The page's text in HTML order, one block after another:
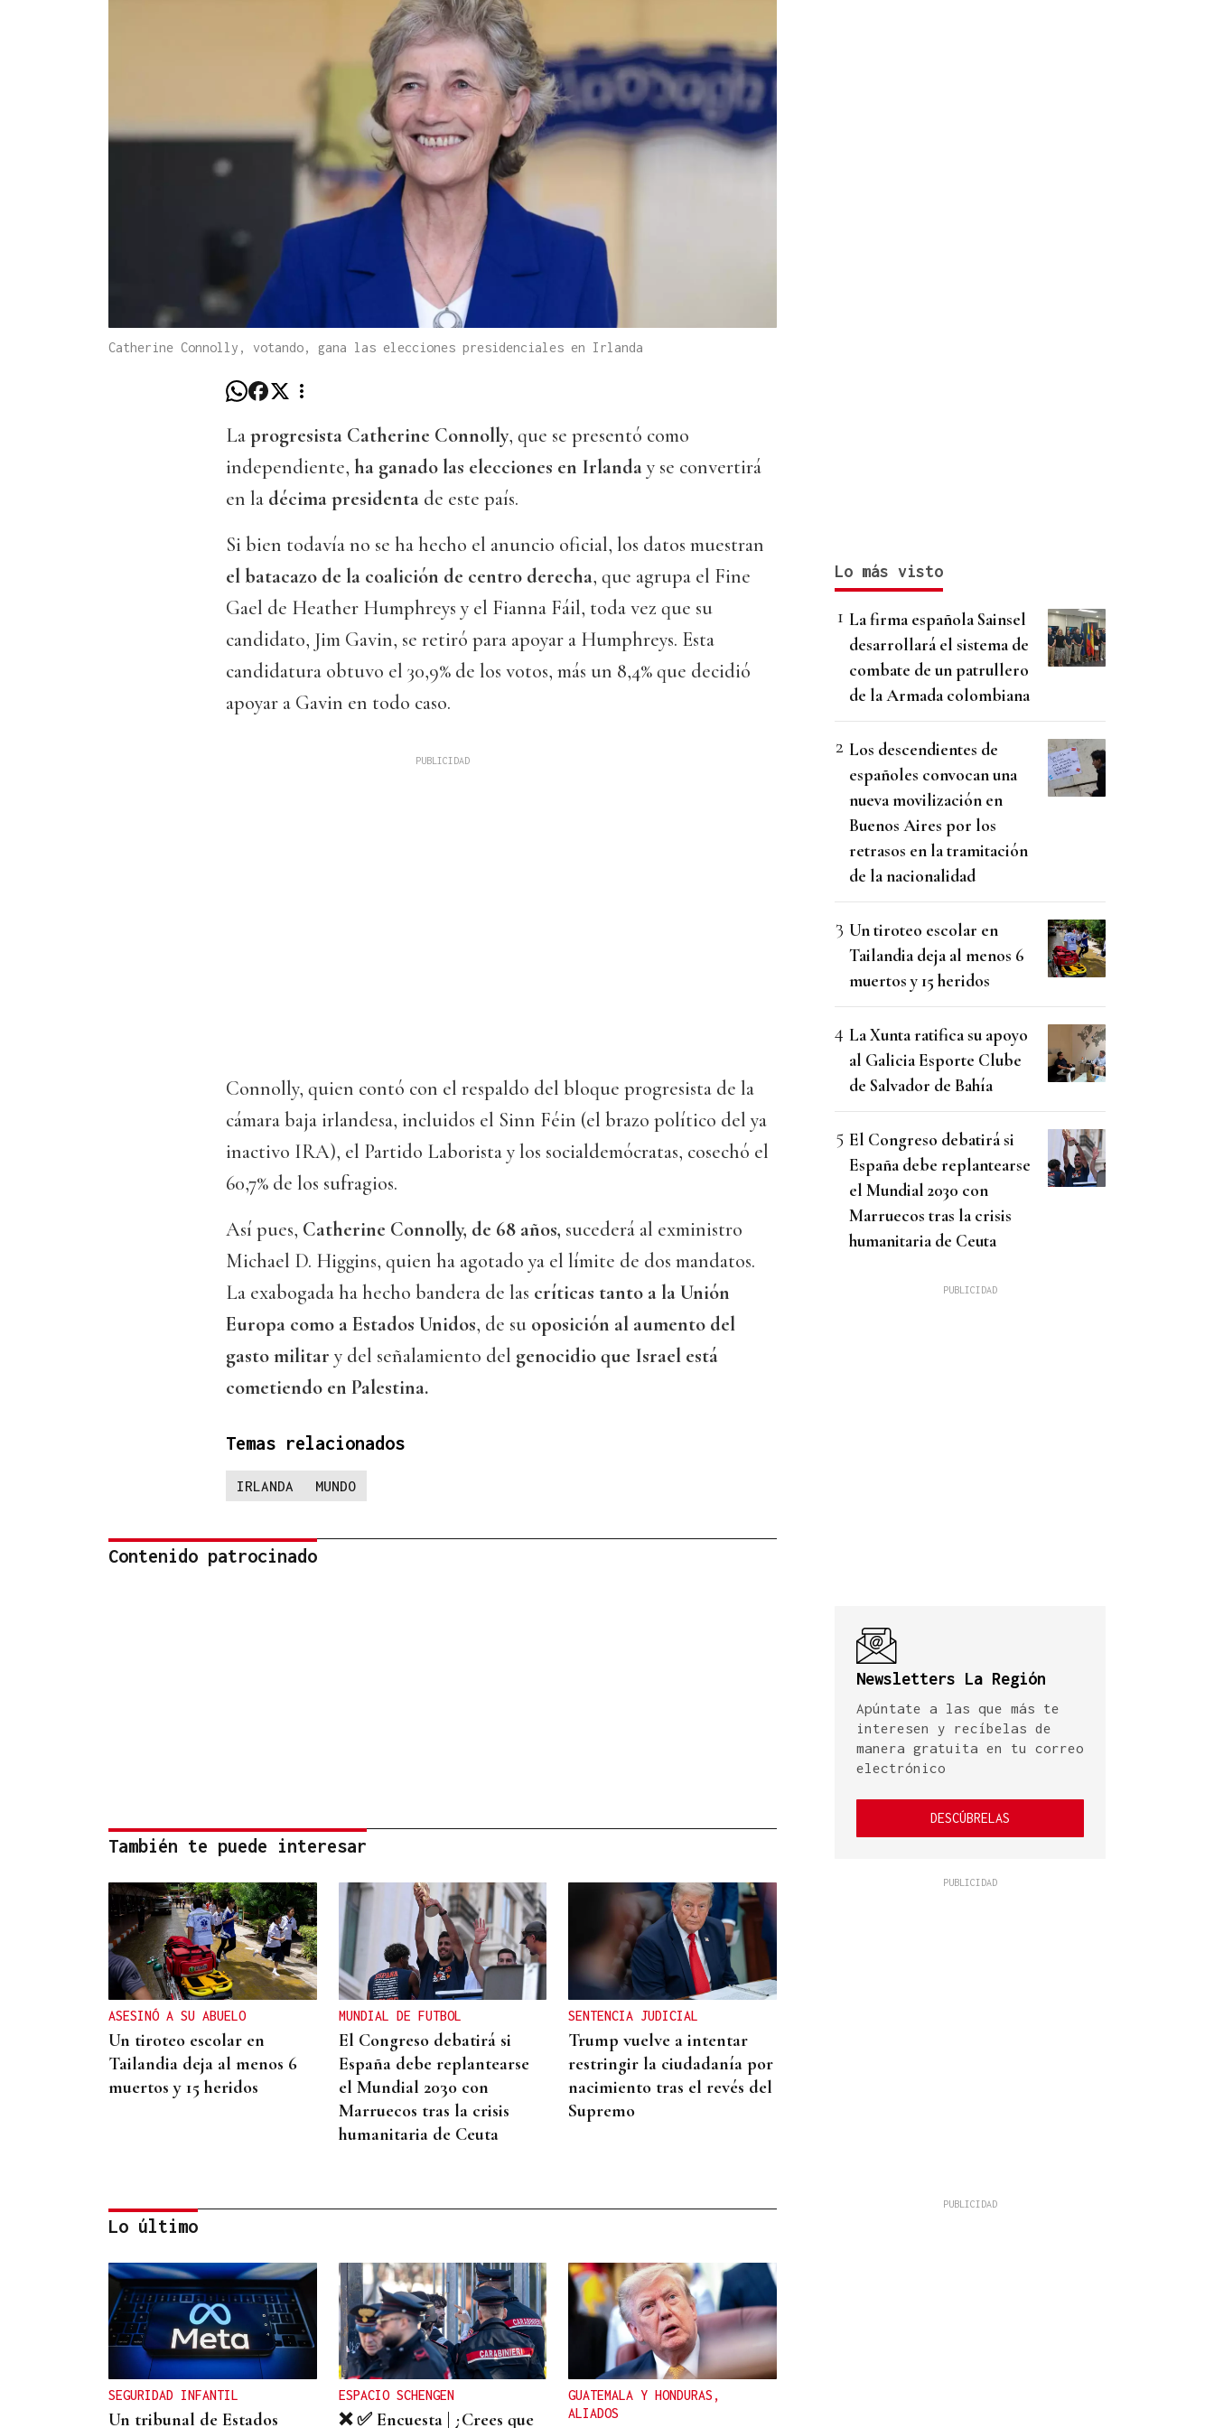
Catherine Connolly, votando, gana las elecciones presidenciales en Irlanda
Laprogresista Catherine Connolly, que se presentó como
independiente, ha ganado las elecciones en Irlanday se convertirá
en la décima presidenta de este país.
Si bien todavía no se ha hecho el anuncio oficial, los datos muestran
el batacazo de la coalición de centro derecha, que agrupa el Fine
Gael de Heather Humphreys y el Fianna Fáil, toda vez que su
candidato, Jim Gavin, se retiró para apoyar a Humphreys. Esta
candidatura obtuvo el 30,9% de los votos, más un 8,4% que decidió
apoyar a Gavin en todo caso.
Connolly, quien contó con el respaldo del bloque progresista de la
cámara baja irlandesa, incluidos el Sinn Féin (el brazo político del ya
inactivo IRA), el Partido Laborista y los socialdemócratas, cosechó el
60,7% de los sufragios.
Así pues, Catherine Connolly, de 68 años, sucederá al exministro
Michael D. Higgins, quien ha agotado ya el límite de dos mandatos.
La exabogada ha hecho bandera de las críticas tanto a la Unión
Europa como a Estados Unidos, de su oposición al aumento del
gasto militar y del señalamiento del genocidio que Israel está
cometiendo en Palestina.
Temas relacionados
IRLANDA MUNDO
Contenido patrocinado
También te puede interesar
ASESINÓ A SU ABUELO
Un tiroteo escolar en
Tailandia deja al menos 6
muertos y 15 heridos
MUNDIAL DE FUTBOL
El Congreso debatirá si
España debe replantearse
el Mundial 2030 con
Marruecos tras la crisis
humanitaria de Ceuta
SENTENCIA JUDICIAL
Trump vuelve a intentar
restringir la ciudadanía por
nacimiento tras el revés del
Supremo
RELACIONES DIPLOMÁTICAS
Chile y Venezuela retoman
sus relaciones consulares
tras dos años de ruptura
Lo último
SEGURIDAD INFANTIL
Un tribunal de Estados
ESPACIO SCHENGEN
❌ ✅ Encuesta | ¿Crees que
GUATEMALA Y HONDURAS,
ALIADOS
Lo más visto
La firma española Sainsel
desarrollará el sistema de
combate de un patrullero
de la Armada colombiana
Los descendientes de
españoles convocan una
nueva movilización en
Buenos Aires por los
retrasos en la tramitación
de la nacionalidad
Un tiroteo escolar en
Tailandia deja al menos 6
muertos y 15 heridos
La Xunta ratifica su apoyo
al Galicia Esporte Clube
de Salvador de Bahía
El Congreso debatirá si
España debe replantearse
el Mundial 2030 con
Marruecos tras la crisis
humanitaria de Ceuta
Newsletters La Región
Apúntate a las que más te
interesen y recíbelas de
manera gratuita en tu correo
electrónico
DESCÚBRELAS